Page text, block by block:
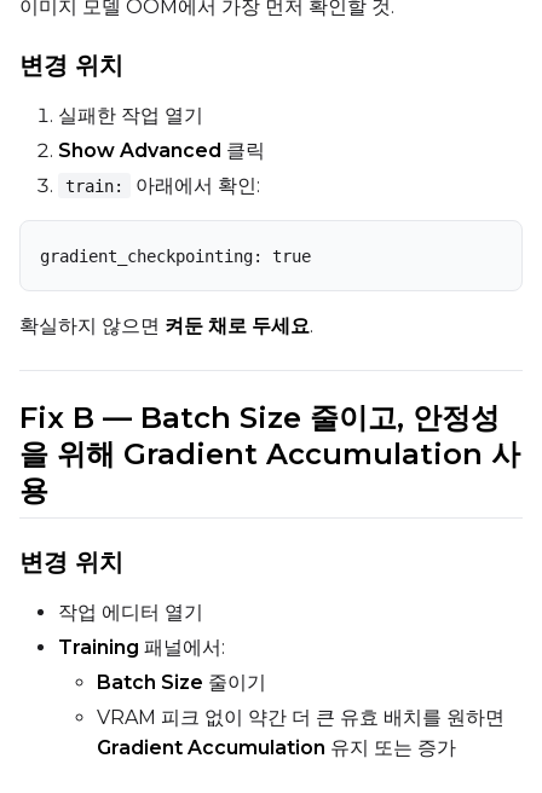
이미지 모델 OOM에서 가장 먼저 확인할 것.
변경 위치
실패한 작업 열기
Show Advanced 클릭
train: 아래에서 확인:
gradient_checkpointing: true
확실하지 않으면 켜둔 채로 두세요.
Fix B — Batch Size 줄이고, 안정성
을 위해 Gradient Accumulation 사
용
변경 위치
작업 에디터 열기
Training 패널에서:
Batch Size 줄이기
VRAM 피크 없이 약간 더 큰 유효 배치를 원하면
Gradient Accumulation 유지 또는 증가